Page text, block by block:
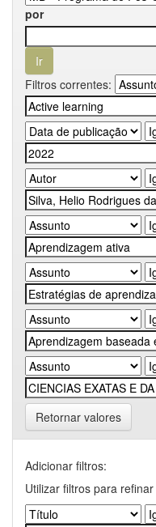
por
Filtros correntes:
Retornar valores
Adicionar filtros:
Utilizar filtros para